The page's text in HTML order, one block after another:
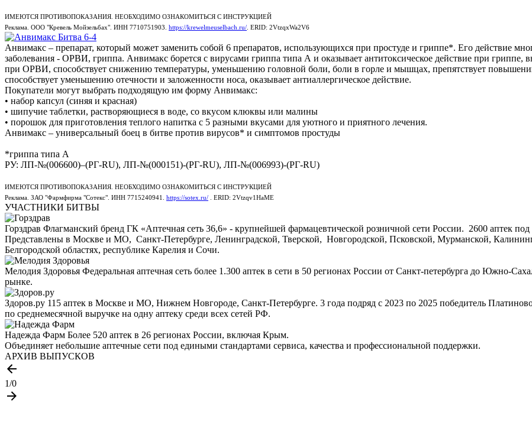
ИМЕЮТСЯ ПРОТИВОПОКАЗАНИЯ. НЕОБХОДИМО ОЗНАКОМИТЬСЯ С ИНСТРУКЦИЕЙ
Реклама. ООО "Кревель Мойзельбах". ИНН 7710751903. https://krewelmeuselbach.ru/ . ERID: 2VtzqxWa2V6
Анвимакс – препарат, который может заменить собой 6 препаратов, использующихся при простуде и гриппе*. Его действие
заболевания - ОРВИ, гриппа. Анвимакс борется с вирусами гриппа типа А и оказывает антитоксическое действие при
при ОРВИ, способствует снижению температуры, уменьшению головной боли, боли в горле и мышцах, препятствует
способствует уменьшению отечности и заложенности носа, оказывает антиаллергическое действие.
Покупатели могут выбрать подходящую им форму Анвимакс:
• набор капсул (синяя и красная)
• шипучие таблетки, растворяющиеся в воде, со вкусом клюквы или малины
• порошок для приготовления теплого напитка с 5 разными вкусами для уютного и приятного лечения.
Анвимакс – универсальный боец в битве против вирусов* и симптомов простуды
*гриппа типа А
РУ: ЛП-№(006600)–(РГ-RU), ЛП-№(000151)-(РГ-RU), ЛП-№(006993)-(РГ-RU)
ИМЕЮТСЯ ПРОТИВОПОКАЗАНИЯ. НЕОБХОДИМО ОЗНАКОМИТЬСЯ С ИНСТРУКЦИЕЙ
Реклама. ЗАО "Фармфирма "Сотекс". ИНН 7715240941. https://sotex.ru/ . ERID: 2Vtzqv1HaME
УЧАСТНИКИ БИТВЫ
Горздрав Флагманский бренд ГК «Аптечная сеть 36,6» - крупнейшей фармацевтической розничной сети России. 2600 аптек
Представлены в Москве и МО, Санкт-Петербурге, Ленинградской, Тверской, Новгородской, Псковской, Мурманской,
Белгородской областях, республике Карелия и Сочи.
Мелодия Здоровья Федеральная аптечная сеть более 1.300 аптек в сети в 50 регионах России от Санкт-петербурга до Южно-
рынке.
Здоров.ру 115 аптек в Москве и МО, Нижнем Новгороде, Санкт-Петербурге. 3 года подряд с 2023 по 2025 победитель
по среднемесячной выручке на одну аптеку среди всех сетей РФ.
Надежда Фарм Более 520 аптек в 26 регионах России, включая Крым.
Объединяет небольшие аптечные сети под едиными стандартами сервиса, качества и профессиональной поддержки.
АРХИВ ВЫПУСКОВ
1/0